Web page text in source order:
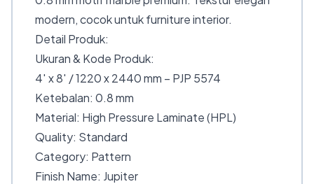
modern, cocok untuk furniture interior.
Detail Produk:
Ukuran & Kode Produk:
4′ x 8′ / 1220 x 2440 mm – PJP 5574
Ketebalan: 0.8 mm
Material: High Pressure Laminate (HPL)
Quality: Standard
Category: Pattern
Finish Name: Jupiter